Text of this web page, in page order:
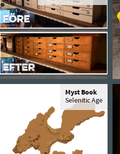
Myst Book
Selenitic Age